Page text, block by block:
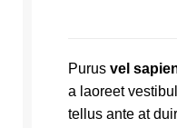
Purus vel
a laoreet
tellus ante at